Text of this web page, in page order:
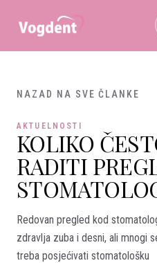
NAZAD NA SVE ČLANKE
AKTUELNOSTI
KOLIKO
RADITI
Redovan pregled kod
zdravlja zuba i desni, ali mnogi
treba posjećivati stomatološku